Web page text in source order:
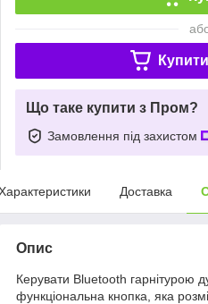
Що таке купити з Пром?
Замовлення під захистом
Доставка
Опис
Керувати Bluetooth гарнітурою
функціональна кнопка, яка